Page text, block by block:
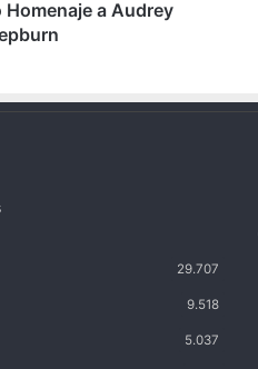
Homenaje a Audrey
29.707
9.518
5.037